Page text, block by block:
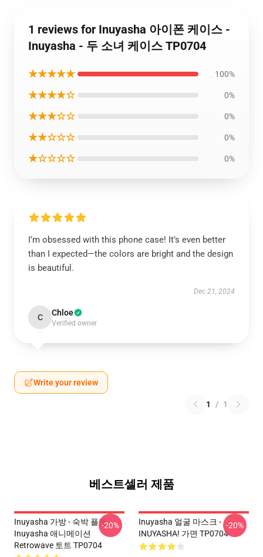
1 reviews for Inuyasha 아이폰 케이스 -
Inuyasha - 두 소녀 케이스 TP0704
★★★★★ 100%
★★★★☆ 0%
★★★☆☆ 0%
★★☆☆☆ 0%
★☆☆☆☆ 0%
I’m obsessed with this phone case! It’s even better
than I expected—the colors are bright and the design
is beautiful.
Dec 21, 2024
C Chloe
Verified owner
Write your review
1 / 1
베스트셀러 제품
Inuyasha 가방 - 숙박 플랜
Inuyasha 애니메이션
Retrowave 토트 TP0704
-20%
Inuyasha 얼굴 마스크 -
INUYASHA! 가면 TP0704
-20%